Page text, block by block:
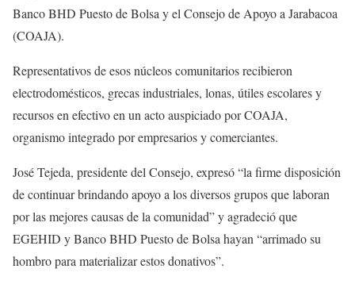
Banco BHD Puesto de Bolsa y el Consejo de Apoyo a Jarabacoa
(COAJA).
Representativos de esos núcleos comunitarios recibieron
electrodomésticos, grecas industriales, lonas, útiles escolares y
recursos en efectivo en un acto auspiciado por COAJA,
organismo integrado por empresarios y comerciantes.
José Tejeda, presidente del Consejo, expresó “la firme disposición
de continuar brindando apoyo a los diversos grupos que laboran
por las mejores causas de la comunidad” y agradeció que
EGEHID y Banco BHD Puesto de Bolsa hayan “arrimado su
hombro para materializar estos donativos”.